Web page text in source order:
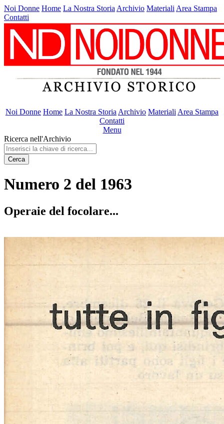
Noi Donne Home La Nostra Storia Archivio Materiali Area Stampa
Contatti
Noi Donne Home La Nostra Storia Archivio Materiali Area Stampa
Contatti
Menu
Ricerca nell'Archivio
Cerca
Numero 2 del 1963
Operaie del focolare...